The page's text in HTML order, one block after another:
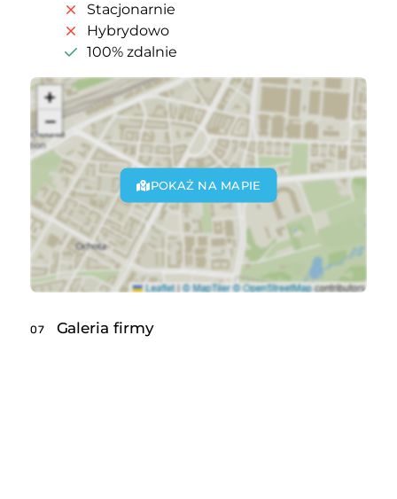
Stacjonarnie
Hybrydowo
100% zdalnie
POKAŻ NA MAPIE
07 Galeria firmy